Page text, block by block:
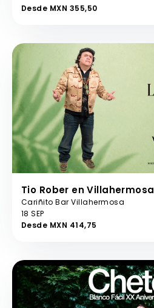
Desde MXN 355,50
Tio Rober en Villahermosa
Cariñito Bar Villahermosa
18 SEP
Desde MXN 414,75